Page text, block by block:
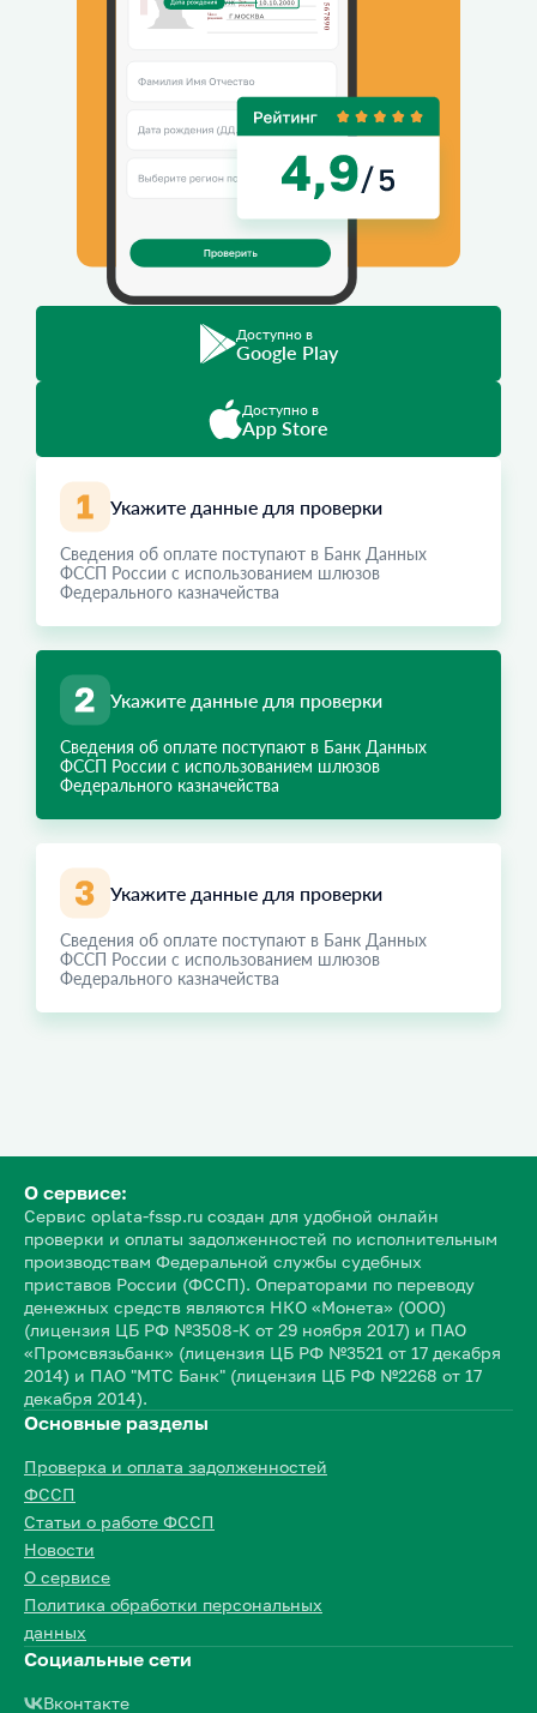
Укажите данные для проверки
Сведения об оплате поступают в Банк Данных
ФССП России с использованием шлюзов
Федерального казначейства
Укажите данные для проверки
Сведения об оплате поступают в Банк Данных
ФССП России с использованием шлюзов
Федерального казначейства
Укажите данные для проверки
Сведения об оплате поступают в Банк Данных
ФССП России с использованием шлюзов
Федерального казначейства
Доступно в
Google Play
Доступно в
App Store
О сервисе:
Сервис oplata-fssp.ru создан для удобной онлайн
проверки и оплаты задолженностей по исполнительным
производствам Федеральной службы судебных
приставов России (ФССП). Операторами по переводу
денежных средств являются НКО «Монета» (ООО)
(лицензия ЦБ РФ №3508-К от 29 ноября 2017) и ПАО
«Промсвязьбанк» (лицензия ЦБ РФ №3521 от 17 декабря
2014) и ПАО "МТС Банк" (лицензия ЦБ РФ №2268 от 17
декабря 2014).
Основные разделы
Проверка и оплата задолженностей
ФССП
Статьи о работе ФССП
Новости
О сервисе
Политика обработки персональных
данных
Социальные сети
Вконтакте